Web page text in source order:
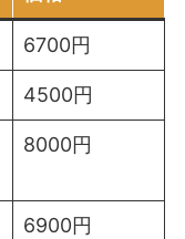
6700円
4500円
8000円
6900円